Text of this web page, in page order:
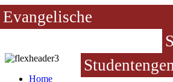
Evangelische
Home